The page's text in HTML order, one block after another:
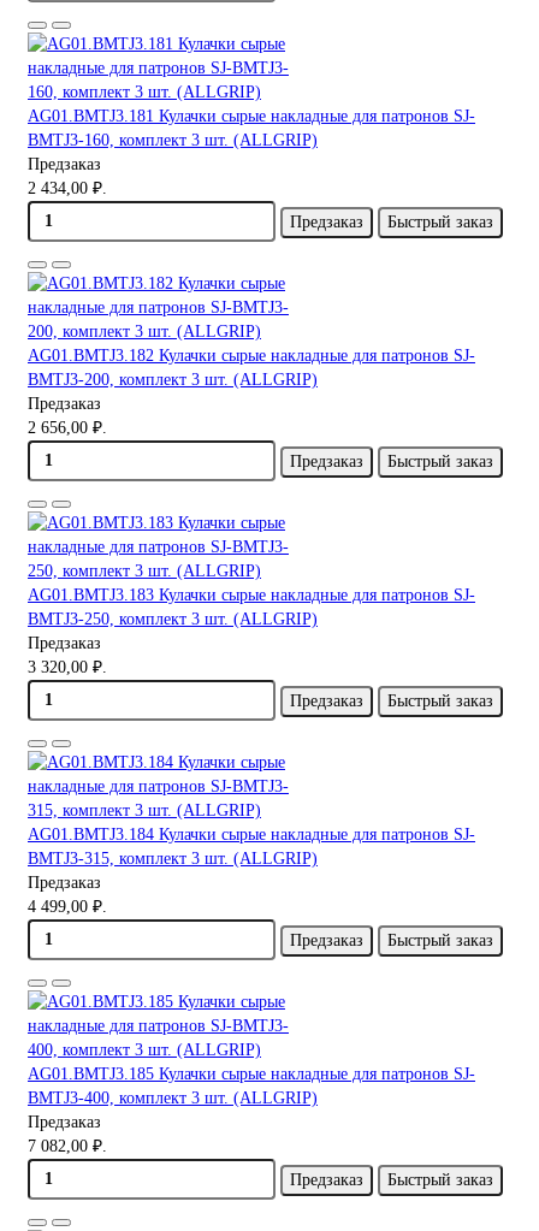
AG01.BMTJ3.181 Кулачки сырые накладные для патронов SJ-
BMTJ3-160, комплект 3 шт. (ALLGRIP)
Предзаказ
2 434,00 ₽.
Предзаказ
Быстрый заказ
AG01.BMTJ3.182 Кулачки сырые накладные для патронов SJ-
BMTJ3-200, комплект 3 шт. (ALLGRIP)
Предзаказ
2 656,00 ₽.
Предзаказ
Быстрый заказ
AG01.BMTJ3.183 Кулачки сырые накладные для патронов SJ-
BMTJ3-250, комплект 3 шт. (ALLGRIP)
Предзаказ
3 320,00 ₽.
Предзаказ
Быстрый заказ
AG01.BMTJ3.184 Кулачки сырые накладные для патронов SJ-
BMTJ3-315, комплект 3 шт. (ALLGRIP)
Предзаказ
4 499,00 ₽.
Предзаказ
Быстрый заказ
AG01.BMTJ3.185 Кулачки сырые накладные для патронов SJ-
BMTJ3-400, комплект 3 шт. (ALLGRIP)
Предзаказ
7 082,00 ₽.
Предзаказ
Быстрый заказ